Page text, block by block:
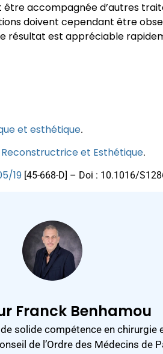
être accompagnée d’autres
doivent cependant être
est appréciable
et esthétique.
et Esthétique.
19 [45-668-D] – Doi : 10.1016/
Franck Benhamou
solide compétence en chirurgie
de l’Ordre des Médecins de